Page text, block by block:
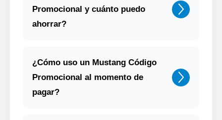
Promocional y cuánto puedo
ahorrar?
¿Cómo uso un Mustang Código
Promocional al momento de
pagar?